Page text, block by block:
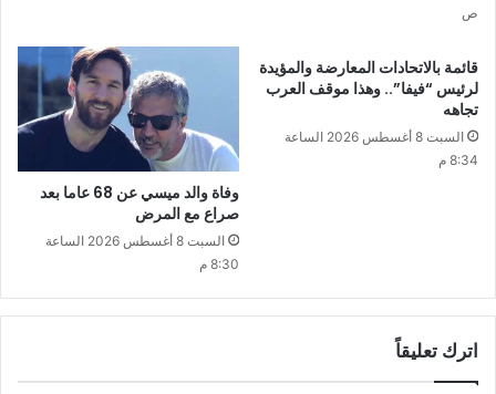
ص
قائمة بالاتحادات المعارضة والمؤيدة
لرئيس “فيفا”.. وهذا موقف العرب
تجاهه
السبت 8 أغسطس 2026 الساعة
8:34 م
وفاة والد ميسي عن 68 عاما بعد
صراع مع المرض
السبت 8 أغسطس 2026 الساعة
8:30 م
اترك تعليقاً